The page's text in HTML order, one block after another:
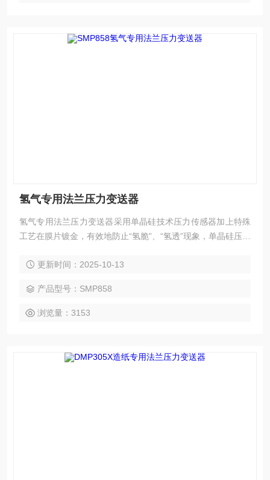
氢气专用法兰压力变送器
氢气专用法兰压力变送器采用单晶硅技术压力传感器加上特殊
工艺在膜片镀金，有效地防止“氢脆”、“氢透”现象，单晶硅压力
热隔离，玻璃烧结一体的传感器引线与金属基体的高强度电气
可应对复杂的化学场合和机械负荷，同时具备较强的抗电磁干
扰能力，适合苛刻的流程工业环境中液位测量应用。
更新时间：2025-10-13
产品型号：SMP858
浏览量：3153